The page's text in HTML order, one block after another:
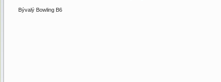
Bývalý Bowling B6